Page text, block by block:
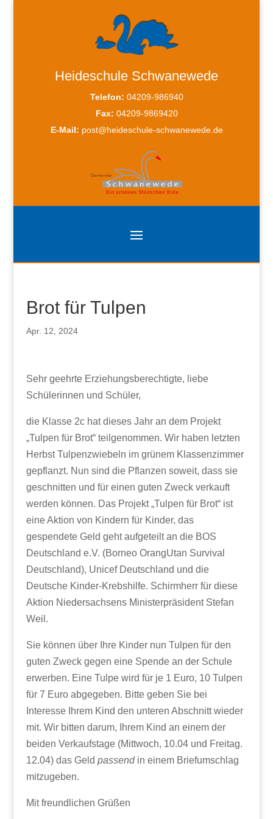
Heideschule Schwanewede
Telefon: 04209-986940
Fax: 04209-9869420
E-Mail: post@heideschule-schwanewede.de
Brot für Tulpen
Apr. 12, 2024
Sehr geehrte Erziehungsberechtigte, liebe
Schülerinnen und Schüler,
die Klasse 2c hat dieses Jahr an dem Projekt
„Tulpen für Brot“ teilgenommen. Wir haben letzten
Herbst Tulpenzwiebeln im grünem Klassenzimmer
gepflanzt. Nun sind die Pflanzen soweit, dass sie
geschnitten und für einen guten Zweck verkauft
werden können. Das Projekt „Tulpen für Brot“ ist
eine Aktion von Kindern für Kinder, das
gespendete Geld geht aufgeteilt an die BOS
Deutschland e.V. (Borneo OrangUtan Survival
Deutschland), Unicef Deutschland und die
Deutsche Kinder-Krebshilfe. Schirmherr für diese
Aktion Niedersachsens Ministerpräsident Stefan
Weil.
Sie können über Ihre Kinder nun Tulpen für den
guten Zweck gegen eine Spende an der Schule
erwerben. Eine Tulpe wird für je 1 Euro, 10 Tulpen
für 7 Euro abgegeben. Bitte geben Sie bei
Interesse Ihrem Kind den unteren Abschnitt wieder
mit. Wir bitten darum, Ihrem Kind an einem der
beiden Verkaufstage (Mittwoch, 10.04 und Freitag.
12.04) das Geld passendin einem Briefumschlag
mitzugeben.
Mit freundlichen Grüßen